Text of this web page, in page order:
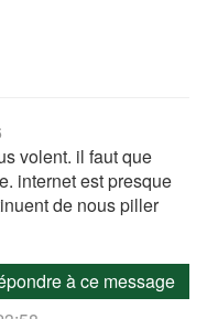
volent. il faut que
internet est presque
de nous piller
à ce message